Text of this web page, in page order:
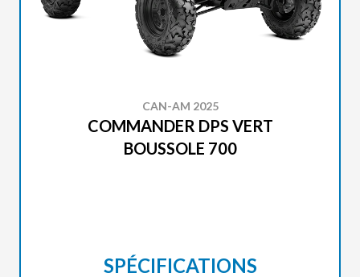
CAN-AM 2025
COMMANDER DPS VERT
BOUSSOLE 700
SPÉCIFICATIONS